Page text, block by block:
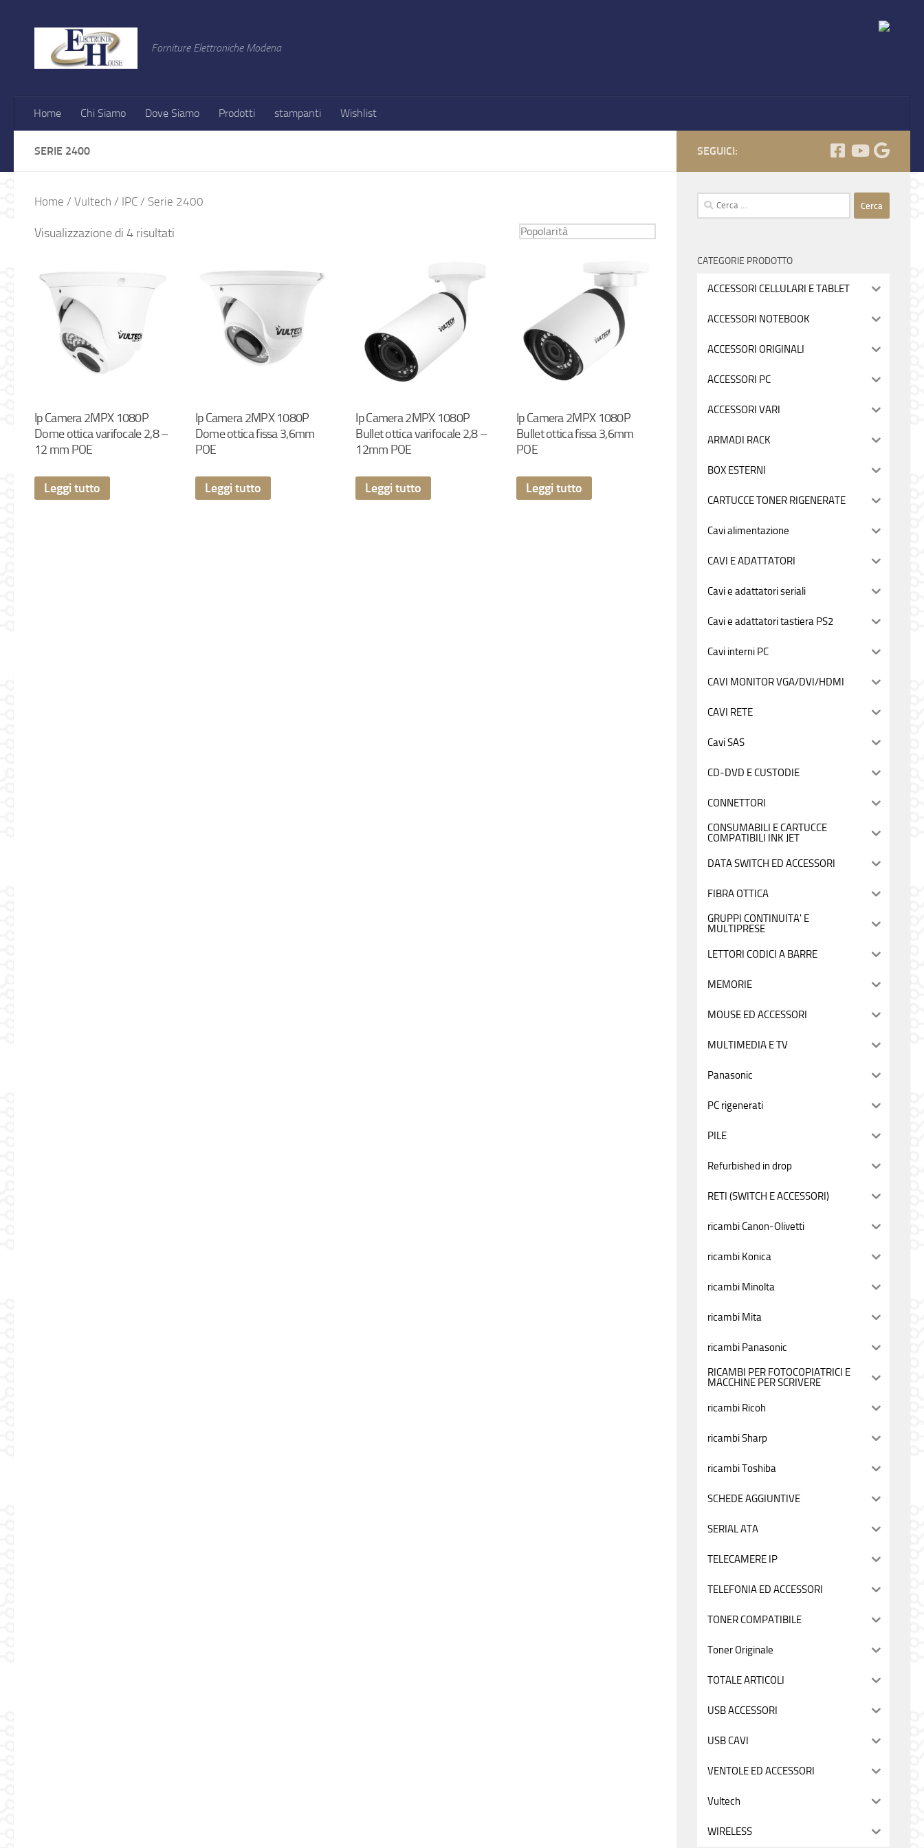
Forniture Elettroniche Modena
Home Chi Siamo Dove Siamo Prodotti stampanti Wishlist
SERIE 2400
Home / Vultech / IPC / Serie 2400
Visualizzazione di 4 risultati
Ip Camera 2MPX 1080P
Dome ottica varifocale 2,8 –
12 mm POE
Leggi tutto
Ip Camera 2MPX 1080P
Dome ottica fissa 3,6mm
POE
Leggi tutto
Ip Camera 2MPX 1080P
Bullet ottica varifocale 2,8 –
12mm POE
Leggi tutto
Ip Camera 2MPX 1080P
Bullet ottica fissa 3,6mm
POE
Leggi tutto
SEGUICI:
Ricerca
per:
CATEGORIE PRODOTTO
ACCESSORI CELLULARI E TABLET
ACCESSORI NOTEBOOK
ACCESSORI ORIGINALI
ACCESSORI PC
ACCESSORI VARI
ARMADI RACK
BOX ESTERNI
CARTUCCE TONER RIGENERATE
Cavi alimentazione
CAVI E ADATTATORI
Cavi e adattatori seriali
Cavi e adattatori tastiera PS2
Cavi interni PC
CAVI MONITOR VGA/DVI/HDMI
CAVI RETE
Cavi SAS
CD-DVD E CUSTODIE
CONNETTORI
CONSUMABILI E CARTUCCE
COMPATIBILI INK JET
DATA SWITCH ED ACCESSORI
FIBRA OTTICA
GRUPPI CONTINUITA' E
MULTIPRESE
LETTORI CODICI A BARRE
MEMORIE
MOUSE ED ACCESSORI
MULTIMEDIA E TV
Panasonic
PC rigenerati
PILE
Refurbished in drop
RETI (SWITCH E ACCESSORI)
ricambi Canon-Olivetti
ricambi Konica
ricambi Minolta
ricambi Mita
ricambi Panasonic
RICAMBI PER FOTOCOPIATRICI E
MACCHINE PER SCRIVERE
ricambi Ricoh
ricambi Sharp
ricambi Toshiba
SCHEDE AGGIUNTIVE
SERIAL ATA
TELECAMERE IP
TELEFONIA ED ACCESSORI
TONER COMPATIBILE
Toner Originale
TOTALE ARTICOLI
USB ACCESSORI
USB CAVI
VENTOLE ED ACCESSORI
Vultech
WIRELESS